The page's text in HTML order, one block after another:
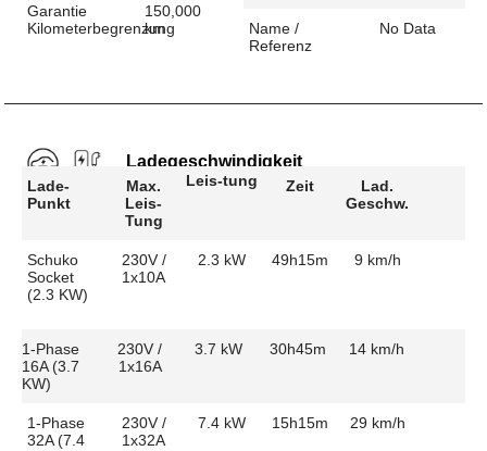
Garantie
Kilometerbegrenzung
150,000
km
Name /
Referenz
No Data
Ladegeschwindigkeit
Lade-
Punkt
Max.
Leis-
Tung
Leis-tung Zeit
Lad.
Geschw.
Schuko
Socket
(2.3 KW)
230V /
1x10A
2.3 kW 49h15m 9 km/h
1-Phase
16A (3.7
KW)
230V /
1x16A
3.7 kW 30h45m 14 km/h
1-Phase
32A (7.4
230V /
1x32A
7.4 kW 15h15m 29 km/h